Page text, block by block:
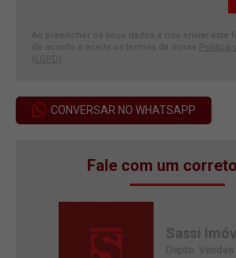
Ao preencher os seus dados e nos enviar este
de acordo e aceita os termos da nossa Política
(LGPD)
CONVERSAR NO WHATSAPP
Fale com um
Sassi
Depto. Vendas